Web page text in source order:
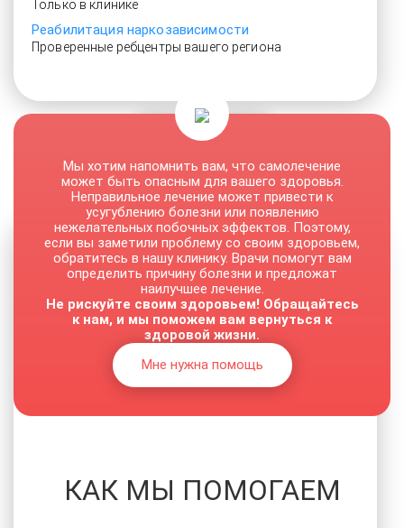
Только в клинике
Реабилитация наркозависимости
Проверенные ребцентры вашего региона
От 3500 руб.
Мы хотим напомнить вам, что самолечение
может быть опасным для вашего здоровья.
Неправильное лечение может привести к
усугублению болезни или появлению
нежелательных побочных эффектов. Поэтому,
если вы заметили проблему со своим здоровьем,
обратитесь в нашу клинику. Врачи помогут вам
определить причину болезни и предложат
наилучшее лечение.
Не рискуйте своим здоровьем! Обращайтесь
к нам, и мы поможем вам вернуться к
здоровой жизни.
Мне нужна помощь
КАК МЫ ПОМОГАЕМ